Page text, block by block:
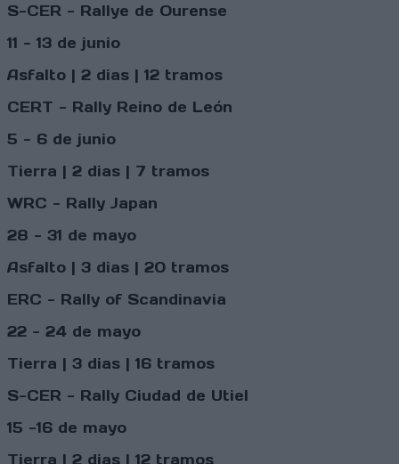
S-CER - Rallye de Ourense
11 - 13 de junio
Asfalto | 2 dias | 12 tramos
CERT - Rally Reino de León
5 - 6 de junio
Tierra | 2 dias | 7 tramos
WRC - Rally Japan
28 - 31 de mayo
Asfalto | 3 dias | 20 tramos
ERC - Rally of Scandinavia
22 - 24 de mayo
Tierra | 3 dias | 16 tramos
S-CER - Rally Ciudad de Utiel
15 -16 de mayo
Tierra | 2 dias | 12 tramos